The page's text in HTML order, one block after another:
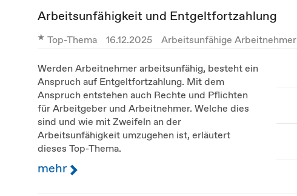
Arbeitsunfähigkeit und Entgeltfortzahlung
Top-Thema 16.12.2025 Arbeitsunfähige Arbeitnehmer
Werden Arbeitnehmer arbeitsunfähig, besteht ein
Anspruch auf Entgeltfortzahlung. Mit dem
Anspruch entstehen auch Rechte und Pflichten
für Arbeitgeber und Arbeitnehmer. Welche dies
sind und wie mit Zweifeln an der
Arbeitsunfähigkeit umzugehen ist, erläutert
dieses Top-Thema.
mehr